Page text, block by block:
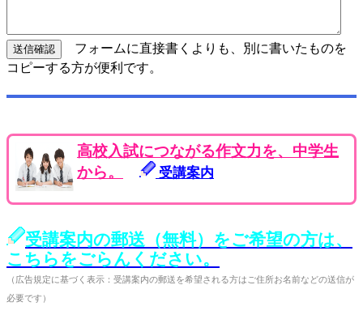
フォームに直接書くよりも、別に書いたものを
コピーする方が便利です。
高校入試につながる作文力を、中学生
から。
受講案内
受講案内の郵送（無料）をご希望の方は、
こちらをごらんください。
（広告規定に基づく表示：受講案内の郵送を希望される方はご住所お名前などの送信が
必要です）